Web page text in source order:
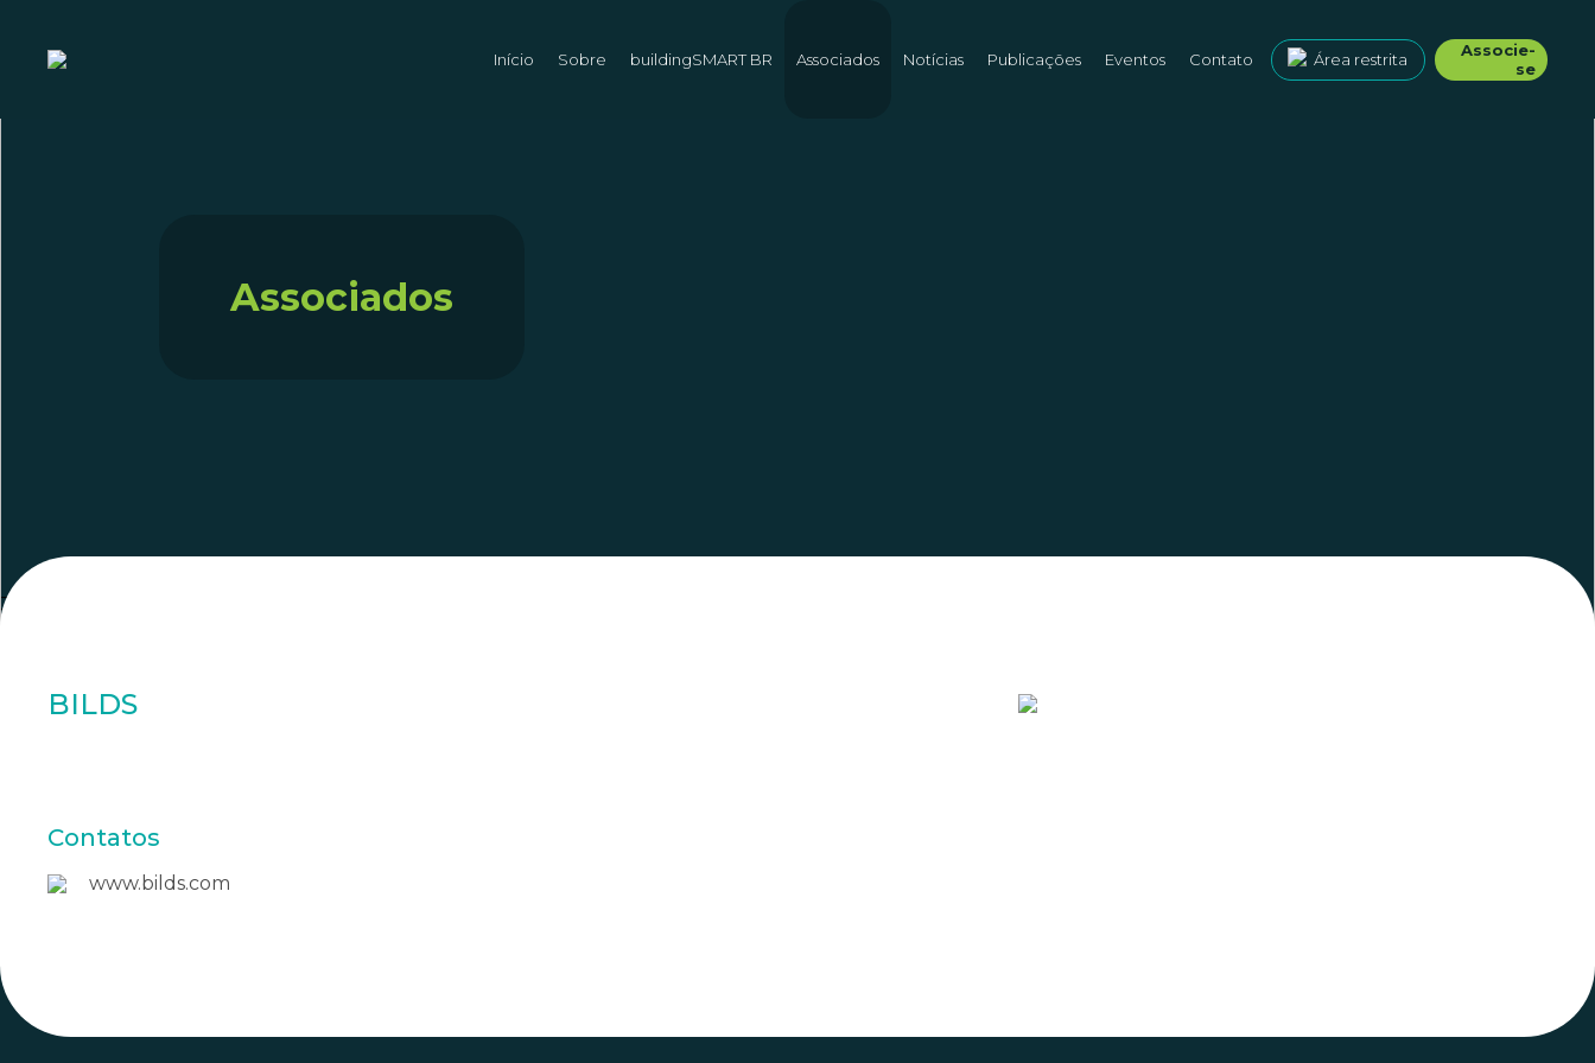
Início Sobre buildingSMART BR Associados Notícias Publicações Eventos Contato Área restrita
Associe-
se
Associados
3902
BILDS
Contatos
www.bilds.com